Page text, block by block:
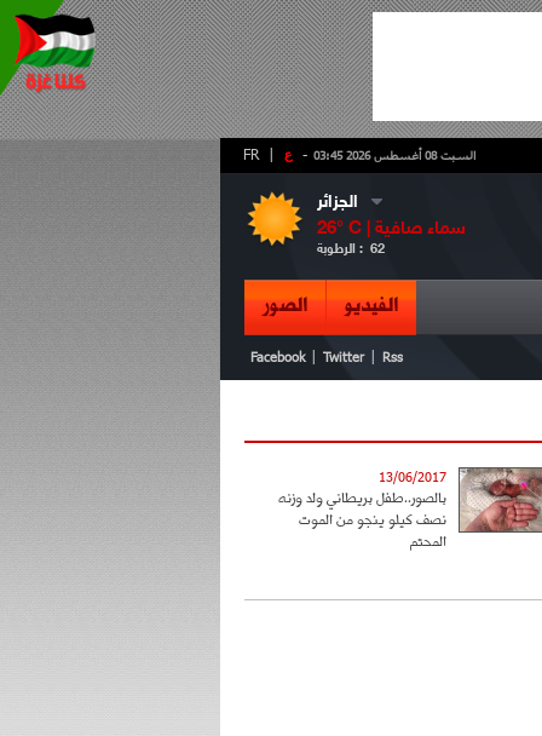
- ع FR السبت 08 أغسطس 2026 03:45
الجزائر
26° C | سماء صافية
الرطوبة : 62
الفيديو الصور
Facebook Twitter Rss
13/06/2017
بالصور..طفل بريطاني ولد وزنه
نصف كيلو ينجو من الموت
المحتم